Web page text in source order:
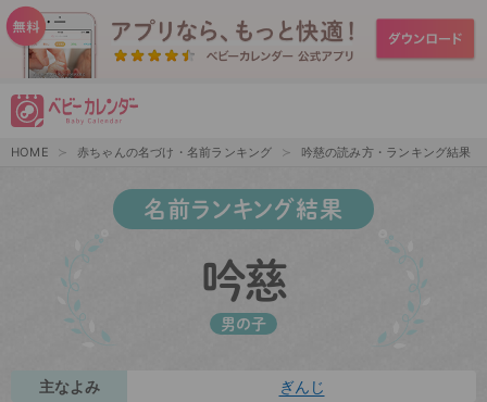
HOME 赤ちゃんの名づけ・名前ランキング 吟慈の読み方・ランキング結果
名前ランキング結果
吟慈
男の子
主なよみ ぎんじ